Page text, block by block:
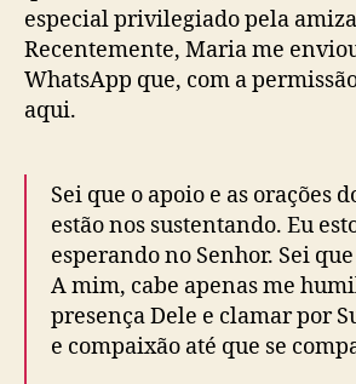
especial privilegiado pela
Recentemente, Maria me
WhatsApp que, com a
aqui.
Sei que o apoio e as orações
estão nos sustentando. Eu
esperando no Senhor. Sei
A mim, cabe apenas me
presença Dele e clamar por
e compaixão até que se